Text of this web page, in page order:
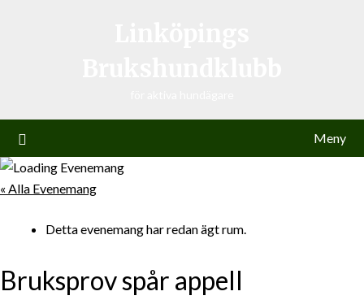
Meny
« Alla Evenemang
Detta evenemang har redan ägt rum.
Bruksprov spår appell